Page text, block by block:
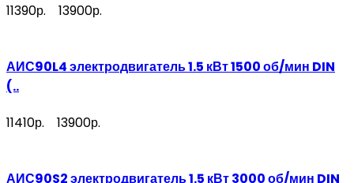
11390р. 13900р.
АИС90L4 электродвигатель 1.5 кВт 1500 об/мин DIN
(..
11410р. 13900р.
АИС90S2 электродвигатель 1.5 кВт 3000 об/мин DIN